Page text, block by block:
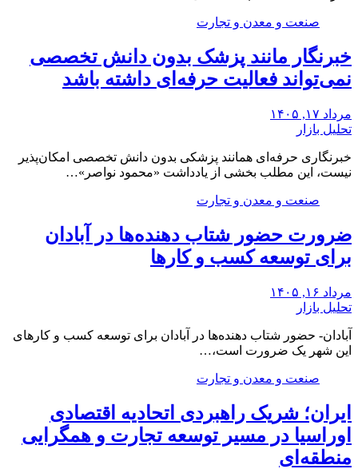
صنعت و معدن و تجارت
خبرنگار مانند پزشک بدون دانش تخصصی
نمی‌تواند فعالیت حرفه‌ای داشته باشد
مرداد ۱۷, ۱۴۰۵
تحلیل بازار
خبرنگاری حرفه‌ای همانند پزشکی بدون دانش تخصصی امکان‌پذیر
نیست، این مطلب بخشی از یادداشت «محمود نواصر»…
صنعت و معدن و تجارت
ضرورت حضور شتاب ‌دهنده‌ها در آبادان
برای توسعه کسب‌ و کارها
مرداد ۱۶, ۱۴۰۵
تحلیل بازار
آبادان- حضور شتاب‌ دهنده‌ها در آبادان برای توسعه کسب‌ و کارهای
این شهر یک ضرورت است،…
صنعت و معدن و تجارت
ایران؛ شریک راهبردی اتحادیه اقتصادی
اوراسیا در مسیر توسعه تجارت و همگرایی
منطقه‌ای